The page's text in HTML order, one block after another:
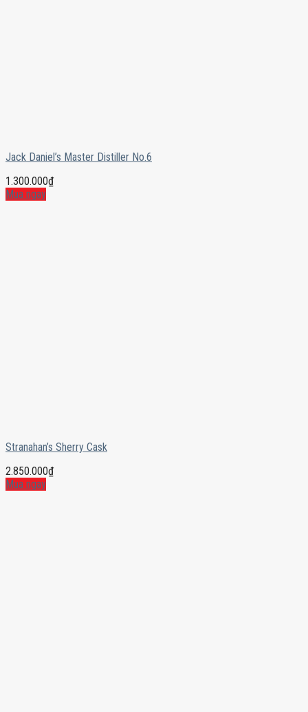
Jack Daniel’s Master Distiller No.6
1.300.000₫
Mua ngay
Stranahan’s Sherry Cask
2.850.000₫
Mua ngay